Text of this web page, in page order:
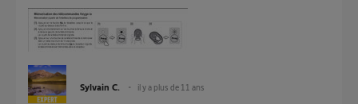
Sylvain C. il y a plus de 11 ans